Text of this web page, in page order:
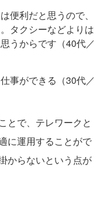
便利だと思うので、
タクシーなどよりは
うからです（40代／
事ができる（30代／
とで、テレワークと
に運用することがで
からないという点が